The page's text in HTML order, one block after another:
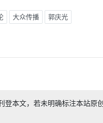
大众传播 郭庆光
登本文，若未明确标注本站原